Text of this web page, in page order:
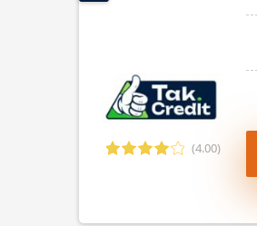
(4.00)